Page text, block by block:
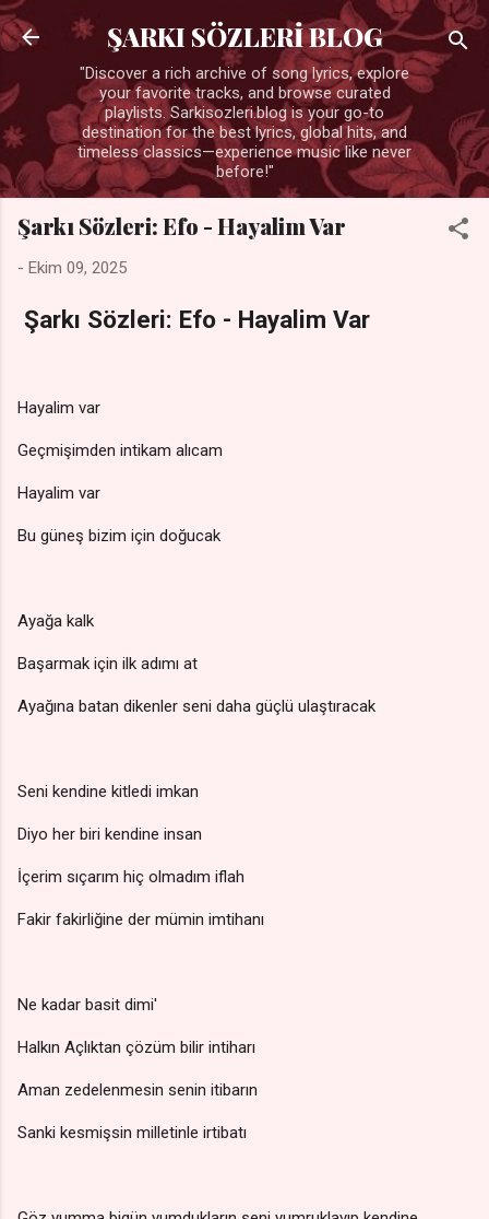
Ana içeriğe atla
ŞARKI SÖZLERİ BLOG
"Discover a rich archive of song lyrics, explore
your favorite tracks, and browse curated
playlists. Sarkisozleri.blog is your go-to
destination for the best lyrics, global hits, and
timeless classics—experience music like never
before!"
Şarkı Sözleri: Efo - Hayalim Var
- Ekim 09, 2025
Şarkı Sözleri: Efo - Hayalim Var
Hayalim var
Geçmişimden intikam alıcam
Hayalim var
Bu güneş bizim için doğucak
Ayağa kalk
Başarmak için ilk adımı at
Ayağına batan dikenler seni daha güçlü ulaştıracak
Seni kendine kitledi imkan
Diyo her biri kendine insan
İçerim sıçarım hiç olmadım iflah
Fakir fakirliğine der mümin imtihanı
Ne kadar basit dimi'
Halkın Açlıktan çözüm bilir intiharı
Aman zedelenmesin senin itibarın
Sanki kesmişsin milletinle irtibatı